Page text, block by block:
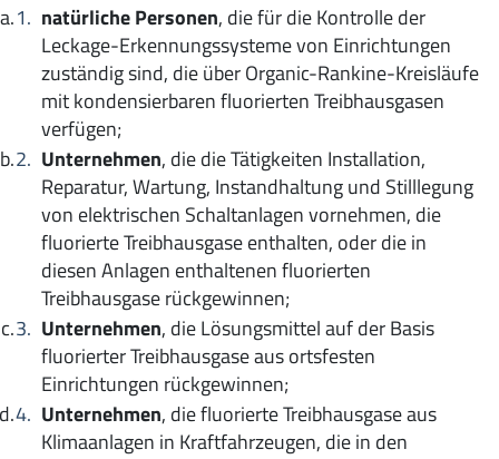
natürliche Personen, die für die Kontrolle der
Leckage-Erkennungssysteme von Einrichtungen
zuständig sind, die über Organic-Rankine-Kreisläufe
mit kondensierbaren fluorierten Treibhausgasen
verfügen;
Unternehmen, die die Tätigkeiten Installation,
Reparatur, Wartung, Instandhaltung und Stilllegung
von elektrischen Schaltanlagen vornehmen, die
fluorierte Treibhausgase enthalten, oder die in
diesen Anlagen enthaltenen fluorierten
Treibhausgase rückgewinnen;
Unternehmen, die Lösungsmittel auf der Basis
fluorierter Treibhausgase aus ortsfesten
Einrichtungen rückgewinnen;
Unternehmen, die fluorierte Treibhausgase aus
Klimaanlagen in Kraftfahrzeugen, die in den